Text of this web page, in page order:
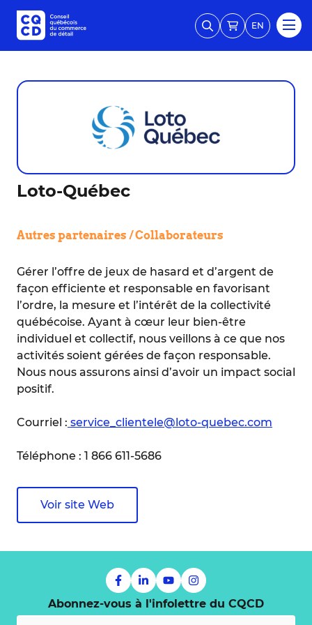
EN
Loto-Québec
Autres partenaires / Collaborateurs
Gérer l’offre de jeux de hasard et d’argent de
façon efficiente et responsable en favorisant
l’ordre, la mesure et l’intérêt de la collectivité
québécoise. Ayant à cœur leur bien-être
individuel et collectif, nous veillons à ce que nos
activités soient gérées de façon responsable.
Nous nous assurons ainsi d’avoir un impact social
positif.
Courriel : service_clientele@loto-quebec.com
Téléphone : 1 866 611-5686
Voir site Web
Abonnez-vous à l'infolettre du CQCD